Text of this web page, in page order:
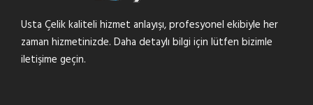
Usta Çelik kaliteli hizmet anlayışı, profesyonel ekibiyle her
zaman hizmetinizde. Daha detaylı bilgi için lütfen bizimle
iletişime geçin.